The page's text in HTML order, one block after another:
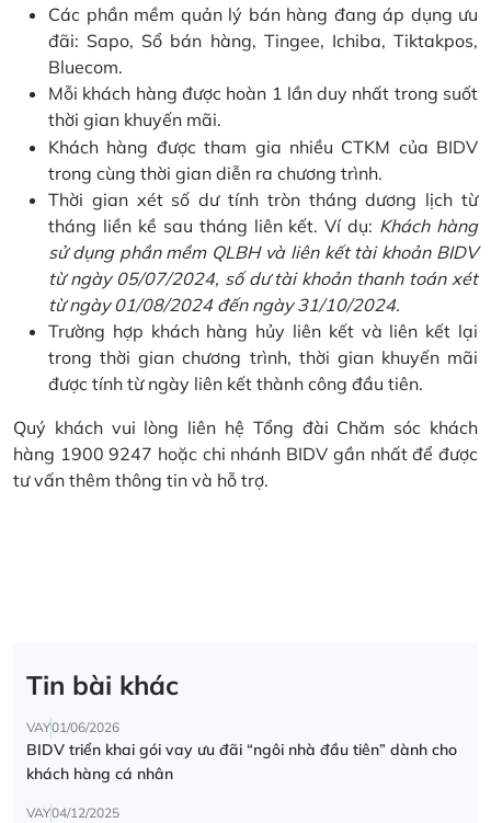
Các phần mềm quản lý bán hàng đang áp dụng ưu
đãi: Sapo, Sổ bán hàng, Tingee, Ichiba, Tiktakpos,
Bluecom.
Mỗi khách hàng được hoàn 1 lần duy nhất trong suốt
thời gian khuyến mãi.
Khách hàng được tham gia nhiều CTKM của BIDV
trong cùng thời gian diễn ra chương trình.
Thời gian xét số dư tính tròn tháng dương lịch từ
tháng liền kề sau tháng liên kết. Ví dụ: Khách hàng
sử dụng phần mềm QLBH và liên kết tài khoản BIDV
từ ngày 05/07/2024, số dư tài khoản thanh toán xét
từ ngày 01/08/2024 đến ngày 31/10/2024.
Trường hợp khách hàng hủy liên kết và liên kết lại
trong thời gian chương trình, thời gian khuyến mãi
được tính từ ngày liên kết thành công đầu tiên.
Quý khách vui lòng liên hệ Tổng đài Chăm sóc khách
hàng 1900 9247 hoặc chi nhánh BIDV gần nhất để được
tư vấn thêm thông tin và hỗ trợ.
Tin bài khác
VAY01/06/2026
BIDV triển khai gói vay ưu đãi “ngôi nhà đầu tiên” dành cho
khách hàng cá nhân
VAY04/12/2025